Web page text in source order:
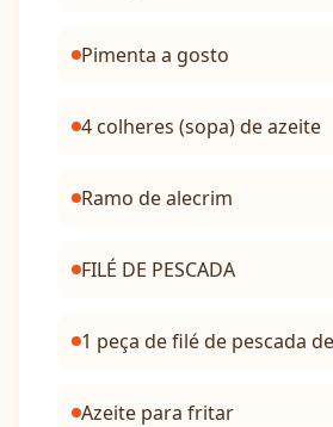
Pimenta a gosto
4 colheres (sopa) de azeite
Ramo de alecrim
FILÉ DE PESCADA
1 peça de filé de pescada
Azeite para fritar